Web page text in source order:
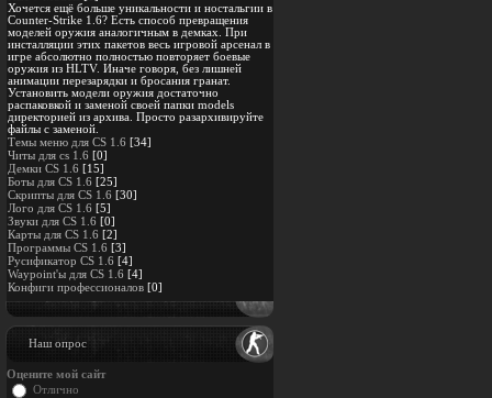
Хочется ещё больше уникальности и ностальгии в
Counter-Strike 1.6? Есть способ превращения
моделей оружия аналогичным в демках. При
инсталляции этих пакетов весь игровой арсенал в
игре абсолютно полностью повторяет боевые
оружия из HLTV. Иначе говоря, без лишней
анимации перезарядки и бросания гранат.
Установить модели оружия достаточно
распаковкой и заменой своей папки models
директорией из архива. Просто разархивируйте
файлы с заменой.
Темы меню для CS 1.6 [34]
Читы для cs 1.6 [0]
Демки CS 1.6 [15]
Боты для CS 1.6 [25]
Скрипты для CS 1.6 [30]
Лого для CS 1.6 [5]
Звуки для CS 1.6 [0]
Карты для CS 1.6 [2]
Программы CS 1.6 [3]
Русификатор CS 1.6 [4]
Waypoint'ы для CS 1.6 [4]
Конфиги профессионалов [0]
Наш опрос
Оцените мой сайт
Отлично